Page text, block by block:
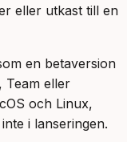
eller utkast till en
en betaversion
Team eller
och Linux,
i lanseringen.